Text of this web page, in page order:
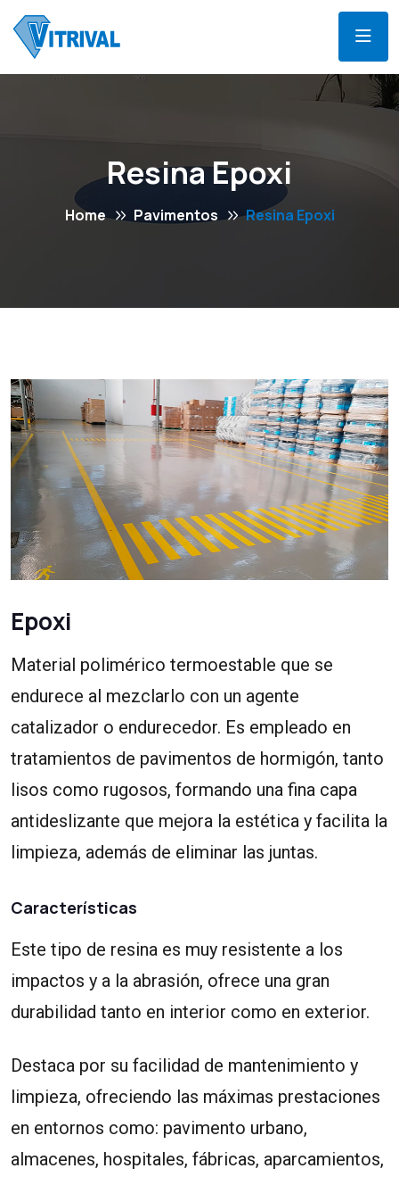
Resina Epoxi
Home Pavimentos Resina Epoxi
Epoxi
Material polimérico termoestable que se
endurece al mezclarlo con un agente
catalizador o endurecedor. Es empleado en
tratamientos de pavimentos de hormigón, tanto
lisos como rugosos, formando una fina capa
antideslizante que mejora la estética y facilita la
limpieza, además de eliminar las juntas.
Características
Este tipo de resina es muy resistente a los
impactos y a la abrasión, ofrece una gran
durabilidad tanto en interior como en exterior.
Destaca por su facilidad de mantenimiento y
limpieza, ofreciendo las máximas prestaciones
en entornos como: pavimento urbano,
almacenes, hospitales, fábricas, aparcamientos,